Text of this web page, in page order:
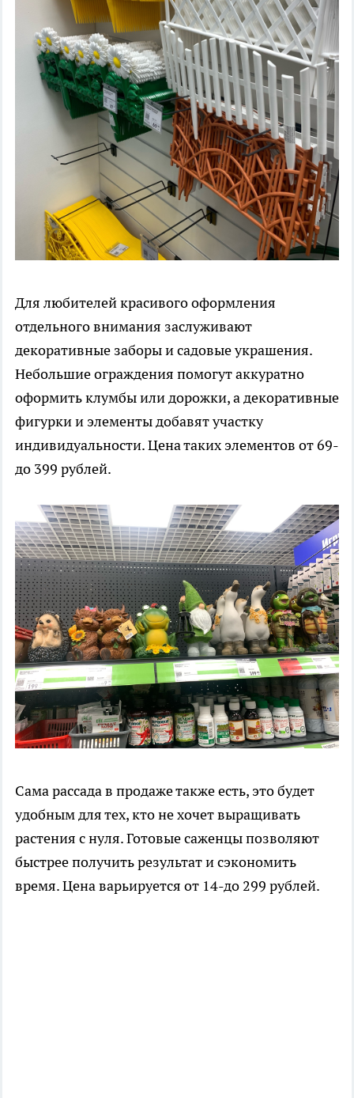
Для любителей красивого оформления
отдельного внимания заслуживают
декоративные заборы и садовые украшения.
Небольшие ограждения помогут аккуратно
оформить клумбы или дорожки, а декоративные
фигурки и элементы добавят участку
индивидуальности. Цена таких элементов от 69-
до 399 рублей.
Сама рассада в продаже также есть, это будет
удобным для тех, кто не хочет выращивать
растения с нуля. Готовые саженцы позволяют
быстрее получить результат и сэкономить
время. Цена варьируется от 14-до 299 рублей.